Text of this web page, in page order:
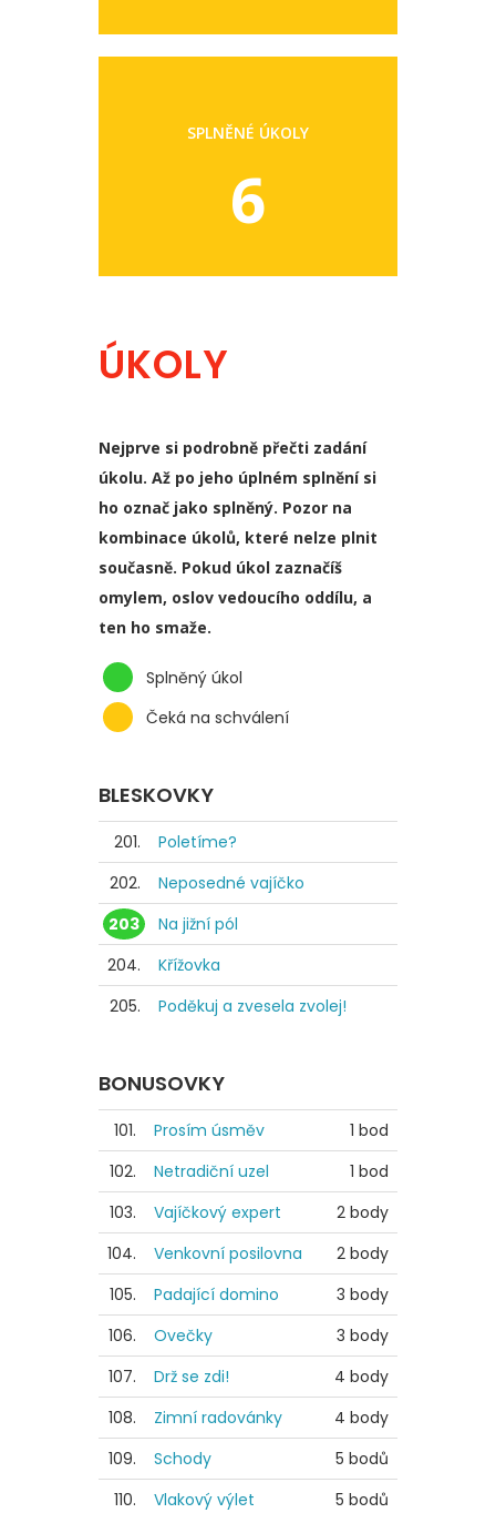
SPLNĚNÉ ÚKOLY
6
ÚKOLY
Nejprve si podrobně přečti zadání
úkolu. Až po jeho úplném splnění si
ho označ jako splněný. Pozor na
kombinace úkolů, které nelze plnit
současně. Pokud úkol zaznačíš
omylem, oslov vedoucího oddílu, a
ten ho smaže.
Splněný úkol
Čeká na schválení
BLESKOVKY
201.
Poletíme?
202.
Neposedné vajíčko
203
Na jižní pól
204.
Křížovka
205.
Poděkuj a zvesela zvolej!
BONUSOVKY
101. Prosím úsměv
1 bod
102.
Netradiční uzel
1 bod
103.
Vajíčkový expert
2 body
104.
Venkovní posilovna
2 body
105.
Padající domino
3 body
106.
Ovečky
3 body
107.
Drž se zdi!
4 body
108.
Zimní radovánky
4 body
109.
Schody
5 bodů
110.
Vlakový výlet 5 bodů